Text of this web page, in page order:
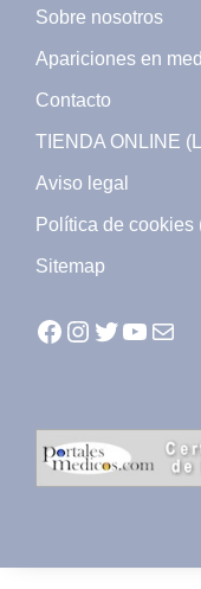
Sobre nosotros
Apariciones en
Contacto
TIENDA ONLINE
Aviso legal
Política de cookies
Sitemap
Facebook
Instagram
Twitter
Mail